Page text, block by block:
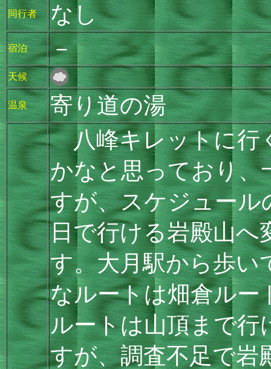
同行者 なし
宿泊 －
天候
温泉 寄り道の湯
八峰キレットに行
かなと思っており、
すが、スケジュール
日で行ける岩殿山へ
す。大月駅から歩い
なルートは畑倉ルー
ルートは山頂まで
すが、調査不足で岩